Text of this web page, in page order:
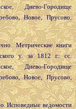
Диево-Городище
Новое, Прусово,
Метрические книги
у. за 1812 г.: сс.
Диево-Городище
Новое, Прусово,
Исповедные ведомости